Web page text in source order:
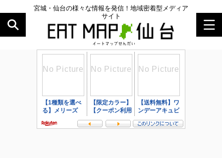
宮城・仙台の様々な情報を発信！地域密着型メディア
サイト